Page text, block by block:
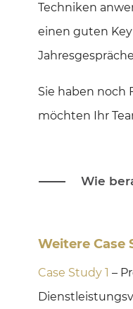
Techniken
einen guten
Sie haben noch
möchten Ihr
Wie
Weitere Case
Case Study 1 –